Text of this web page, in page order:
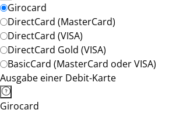
Girocard
DirectCard (MasterCard)
DirectCard (VISA)
DirectCard Gold (VISA)
BasicCard (MasterCard oder VISA)
Ausgabe einer Debit-Karte
Girocard